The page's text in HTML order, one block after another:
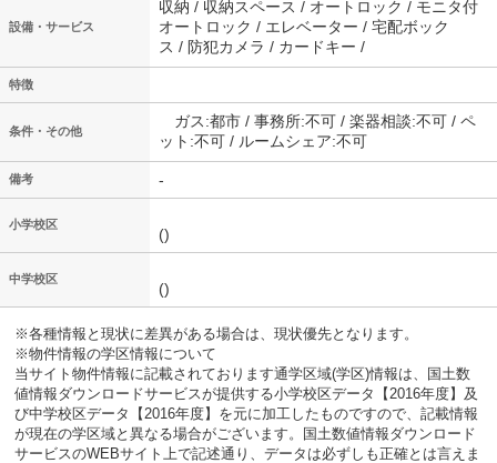
設備・サービス
収納 / 収納スペース / オートロック / モニタ付
オートロック / エレベーター / 宅配ボック
ス / 防犯カメラ / カードキー /
特徴
条件・その他
ガス:都市 / 事務所:不可 / 楽器相談:不可 / ペ
ット:不可 / ルームシェア:不可
備考 -
小学校区
()
中学校区
()
※各種情報と現状に差異がある場合は、現状優先となります。
※物件情報の学区情報について
当サイト物件情報に記載されております通学区域(学区)情報は、国土数
値情報ダウンロードサービスが提供する小学校区データ【2016年度】及
び中学校区データ【2016年度】を元に加工したものですので、記載情報
が現在の学区域と異なる場合がございます。国土数値情報ダウンロード
サービスのWEBサイト上で記述通り、データは必ずしも正確とは言えま